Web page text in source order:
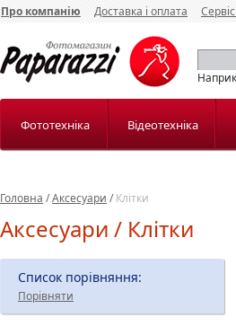
Про компанію Доставка і оплата
Фототехніка Відеотехніка
Головна /Аксесуари /Клітки
Аксесуари / Клітки
Список порівняння:
Порівняти